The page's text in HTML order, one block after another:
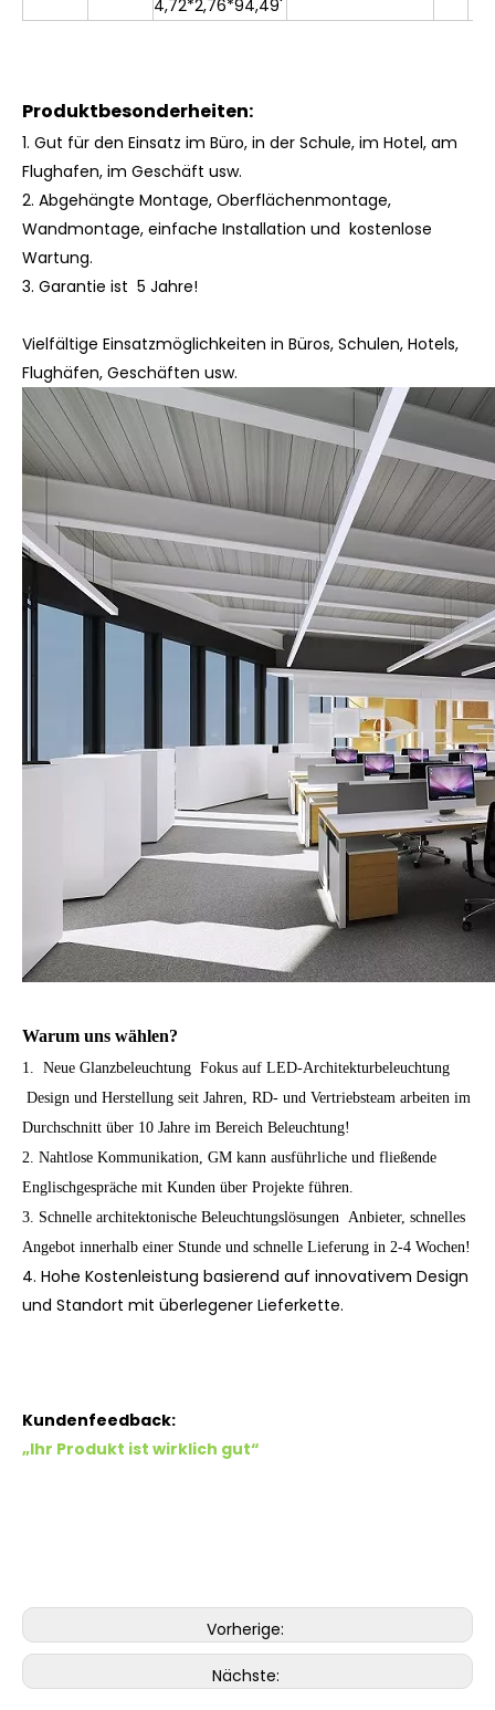
4,72*2,76*94,49'
Produktbesonderheiten:
1. Gut für den Einsatz im Büro, in der Schule, im Hotel, am
Flughafen, im Geschäft usw.
2. Abgehängte Montage, Oberflächenmontage,
Wandmontage, einfache Installation und kostenlose
Wartung.
3. Garantie ist 5 Jahre!
Vielfältige Einsatzmöglichkeiten in Büros, Schulen, Hotels,
Flughäfen, Geschäften usw.
Warum uns wählen?
1. Neue Glanzbeleuchtung Fokus auf LED-Architekturbeleuchtung
Design und Herstellung seit Jahren, RD- und Vertriebsteam arbeiten im
Durchschnitt über 10 Jahre im Bereich Beleuchtung!
2. Nahtlose Kommunikation, GM kann ausführliche und fließende
Englischgespräche mit Kunden über Projekte führen.
3. Schnelle architektonische Beleuchtungslösungen Anbieter, schnelles
Angebot innerhalb einer Stunde und schnelle Lieferung in 2-4 Wochen!
4. Hohe Kostenleistung basierend auf innovativem Design
und Standort mit überlegener Lieferkette.
Kundenfeedback:
„Ihr Produkt ist wirklich gut“
Vorherige:
Nächste: